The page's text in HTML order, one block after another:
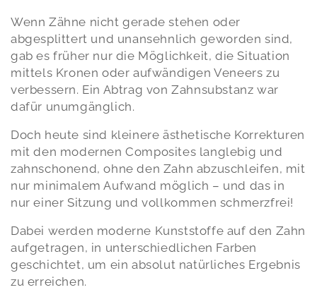
Wenn Zähne nicht gerade stehen oder
abgesplittert und unansehnlich geworden sind,
gab es früher nur die Möglichkeit, die Situation
mittels Kronen oder aufwändigen Veneers zu
verbessern. Ein Abtrag von Zahnsubstanz war
dafür unumgänglich.
Doch heute sind kleinere ästhetische Korrekturen
mit den modernen Composites langlebig und
zahnschonend, ohne den Zahn abzuschleifen, mit
nur minimalem Aufwand möglich – und das in
nur einer Sitzung und vollkommen schmerzfrei!
Dabei werden moderne Kunststoffe auf den Zahn
aufgetragen, in unterschiedlichen Farben
geschichtet, um ein absolut natürliches Ergebnis
zu erreichen.